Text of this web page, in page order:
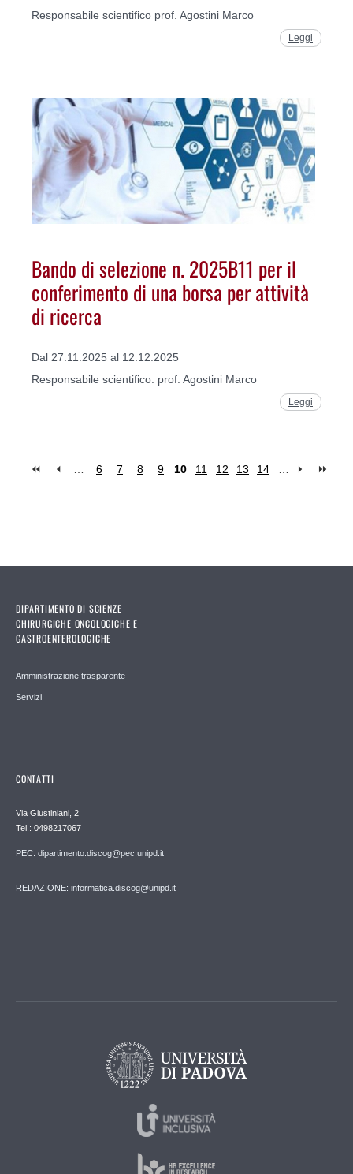
Responsabile scientifico prof. Agostini Marco
Leggi
Bando di selezione n. 2025B11 per il
conferimento di una borsa per attività
di ricerca
Dal 27.11.2025 al 12.12.2025
Responsabile scientifico: prof. Agostini Marco
Leggi
6 7 8 9 10 11 12 13 14
DIPARTIMENTO DI SCIENZE
CHIRURGICHE ONCOLOGICHE E
GASTROENTEROLOGICHE
Amministrazione trasparente
Servizi
CONTATTI
Via Giustiniani, 2
Tel.: 0498217067
PEC: dipartimento.discog@pec.unipd.it
REDAZIONE: informatica.discog@unipd.it